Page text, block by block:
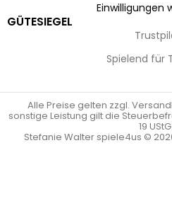
Einwilligungen
GÜTESIEGEL
Spielend für
Alle Preise gelten zzgl.
sonstige Leistung gilt die
19
Stefanie Walter spiele4us ©